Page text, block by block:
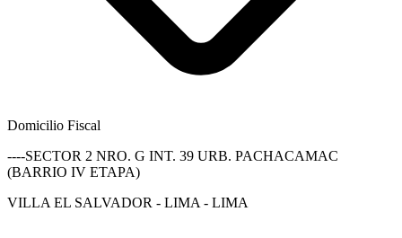
Domicilio Fiscal
----SECTOR 2 NRO. G INT. 39 URB. PACHACAMAC
(BARRIO IV ETAPA)
VILLA EL SALVADOR - LIMA - LIMA